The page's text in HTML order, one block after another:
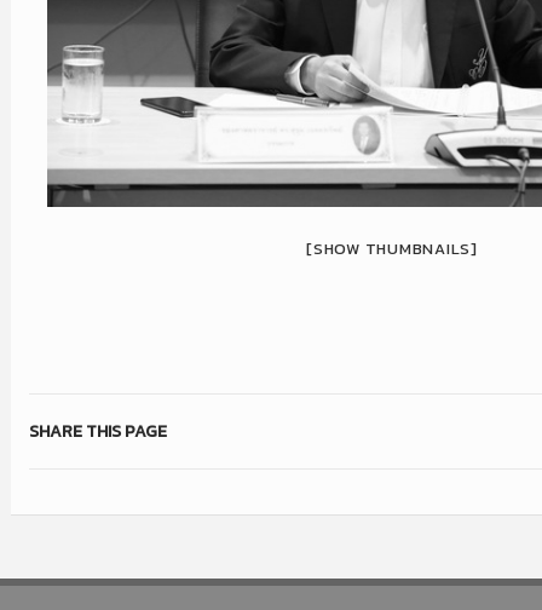
[SHOW THUMBNAILS]
SHARE THIS PAGE